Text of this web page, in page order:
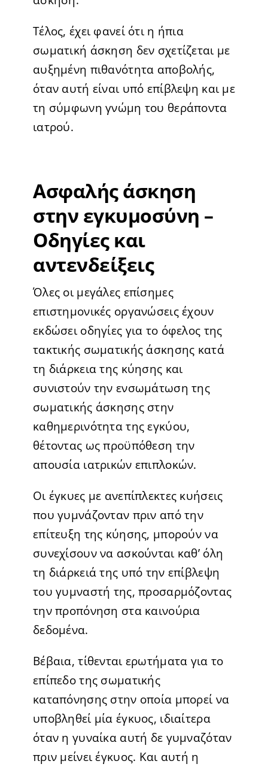
Τέλος, έχει φανεί ότι η ήπια
σωματική άσκηση δεν σχετίζεται με
αυξημένη πιθανότητα αποβολής,
όταν αυτή είναι υπό επίβλεψη και με
τη σύμφωνη γνώμη του θεράποντα
ιατρού.
Ασφαλής άσκηση
στην εγκυμοσύνη –
Οδηγίες και
αντενδείξεις
Όλες οι μεγάλες επίσημες
επιστημονικές οργανώσεις έχουν
εκδώσει οδηγίες για το όφελος της
τακτικής σωματικής άσκησης κατά
τη διάρκεια της κύησης και
συνιστούν την ενσωμάτωση της
σωματικής άσκησης στην
καθημερινότητα της εγκύου,
θέτοντας ως προϋπόθεση την
απουσία ιατρικών επιπλοκών.
Οι έγκυες με ανεπίπλεκτες κυήσεις
που γυμνάζονταν πριν από την
επίτευξη της κύησης, μπορούν να
συνεχίσουν να ασκούνται καθ’ όλη
τη διάρκειά της υπό την επίβλεψη
του γυμναστή της, προσαρμόζοντας
την προπόνηση στα καινούρια
δεδομένα.
Βέβαια, τίθενται ερωτήματα για το
επίπεδο της σωματικής
καταπόνησης στην οποία μπορεί να
υποβληθεί μία έγκυος, ιδιαίτερα
όταν η γυναίκα αυτή δε γυμναζόταν
πριν μείνει έγκυος. Και αυτή η